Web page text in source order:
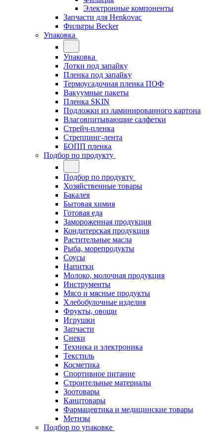
Электронные компоненты
Запчасти для Henkovac
Фильтры Becker
Упаковка
Упаковка
Лотки под запайку
Пленка под запайку
Термоусадочная пленка ПОФ
Вакуумные пакеты
Пленка SKIN
Подложки из ламинированного картона
Влаговпитывающие салфетки
Стрейч-пленка
Стреппинг-лента
БОПП пленка
Подбор по продукту
Подбор по продукту
Хозяйственные товары
Бакалея
Бытовая химия
Готовая еда
Замороженная продукция
Кондитерская продукция
Растительные масла
Рыба, морепродукты
Соусы
Напитки
Молоко, молочная продукция
Инструменты
Мясо и мясные продукты
Хлебобулочные изделия
Фрукты, овощи
Игрушки
Запчасти
Снеки
Техника и электроника
Текстиль
Косметика
Спортивное питание
Строительные материалы
Зоотовары
Канцтовары
Фармацевтика и медицинские товары
Метизы
Подбор по упаковке